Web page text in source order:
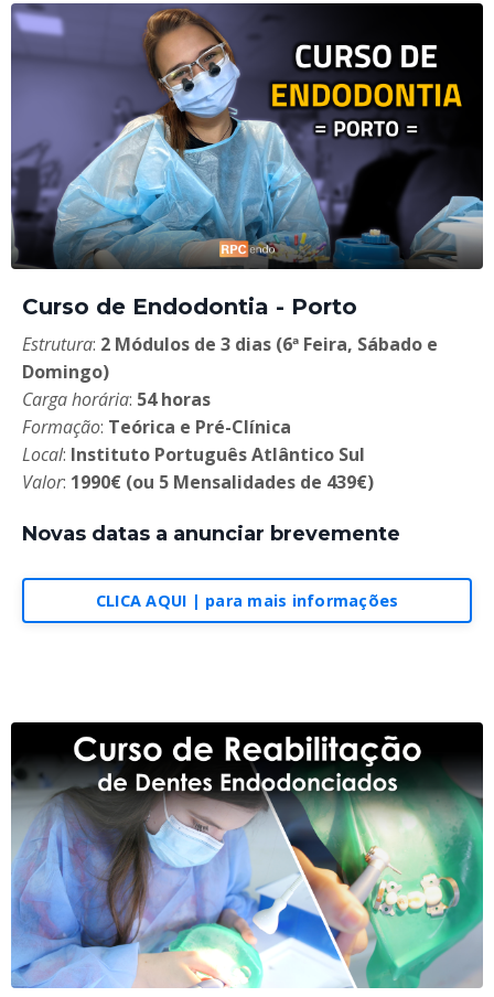
Curso de Endodontia - Porto
Estrutura: 2 Módulos de 3 dias (6ª Feira, Sábado e
Domingo)
Carga horária: 54 horas
Formação: Teórica e Pré-Clínica
Local: Instituto Português Atlântico Sul
Valor: 1990€ (ou 5 Mensalidades de 439€)
Novas datas a anunciar brevemente
CLICA AQUI | para mais informações